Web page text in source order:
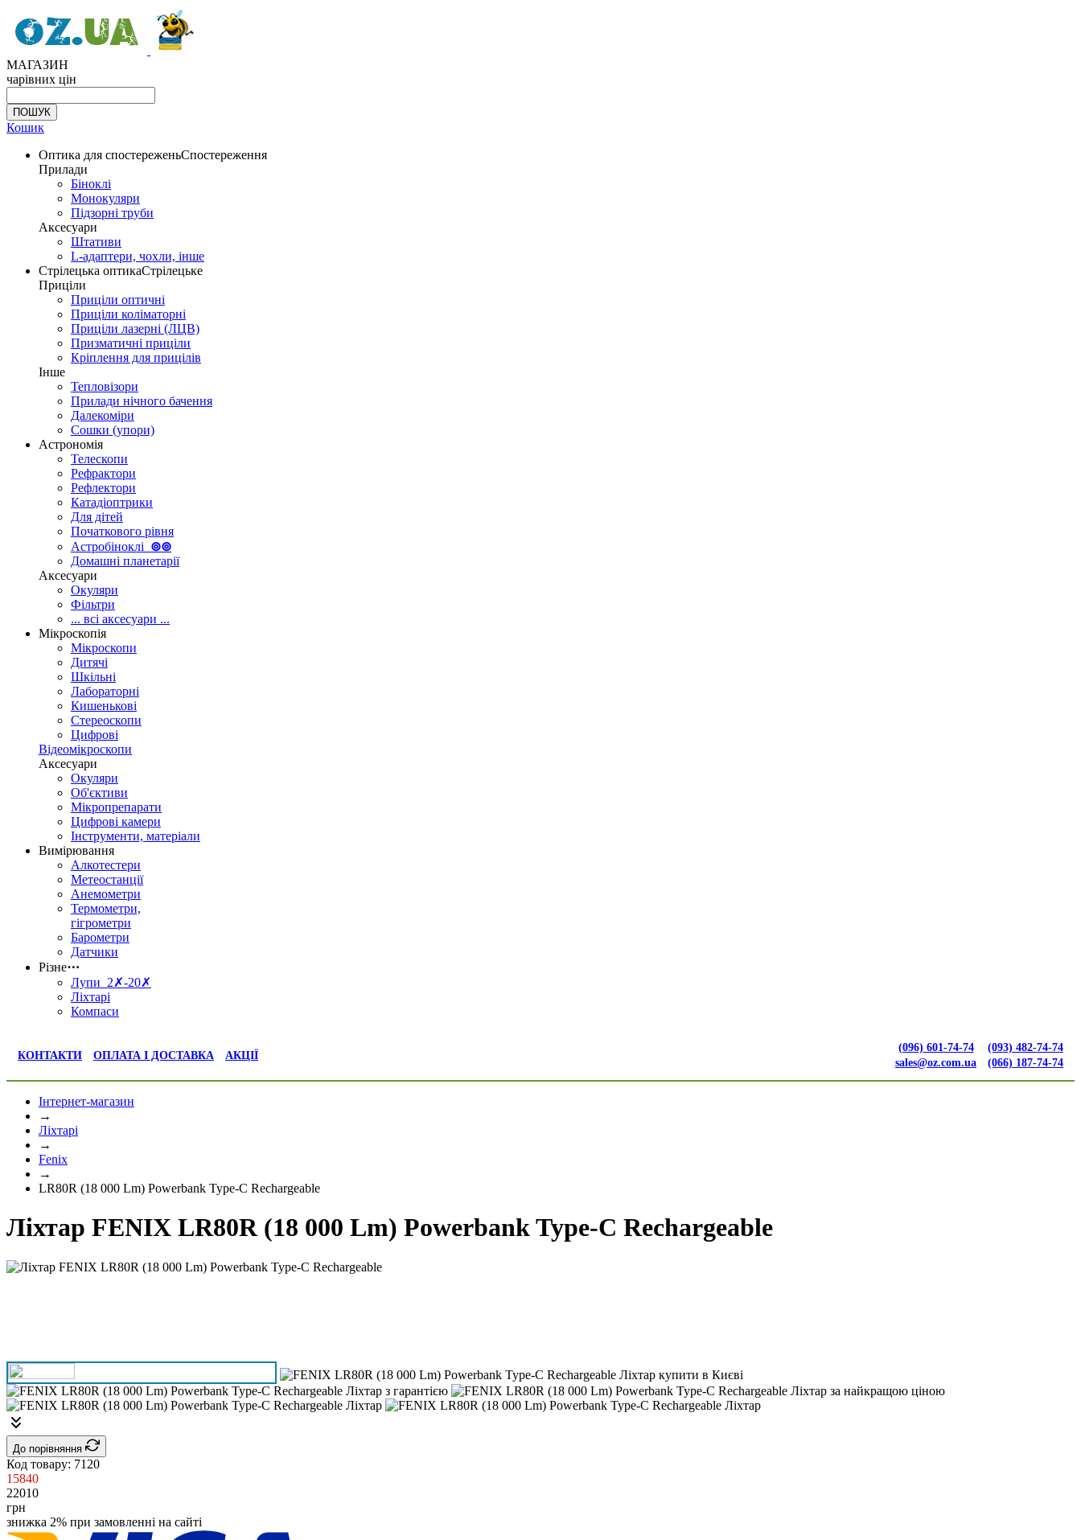
МАГАЗИН
чарівних цін
Кошик
Оптика для спостереженьСпостереження
Прилади
Біноклі
Монокуляри
Підзорні труби
Аксесуари
Штативи
L-адаптери, чохли, інше
Стрілецька оптикаСтрілецьке
Приціли
Приціли оптичні
Приціли коліматорні
Приціли лазерні (ЛЦВ)
Призматичні приціли
Кріплення для прицілів
Інше
Тепловізори
Прилади нічного бачення
Далекоміри
Сошки (упори)
Астрономія
Телескопи
Рефрактори
Рефлектори
Катадіоптрики
Для дітей
Початкового рівня
Астробіноклі ⊚⊚
Домашні планетарії
Аксесуари
Окуляри
Фільтри
... всі аксесуари ...
Мікроскопія
Мікроскопи
Дитячі
Шкільні
Лабораторні
Кишенькові
Стереоскопи
Цифрові
Відеомікроскопи
Аксесуари
Окуляри
Об'єктиви
Мікропрепарати
Цифрові камери
Інструменти, матеріали
Вимірювання
Алкотестери
Метеостанції
Анемометри
Термометри,
гігрометри
Барометри
Датчики
Різне⋯
Лупи 2✗-20✗
Ліхтарі
Компаси
КОНТАКТИ ОПЛАТА І ДОСТАВКА АКЦІЇ
(096) 601-74-74
sales@oz.com.ua
(093) 482-74-74
(066) 187-74-74
Інтернет-магазин
→
Ліхтарі
→
Fenix
→
LR80R (18 000 Lm) Powerbank Type-C Rechargeable
Ліхтар FENIX LR80R (18 000 Lm) Powerbank Type-C Rechargeable
До порівняння
Код товару: 7120
15840
22010
грн
знижка 2% при замовленні на сайті